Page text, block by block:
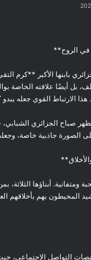
في الروح**
بابنها الأكبر **كرم
أيضًا علاقته الخاصة
الارتباط القوي جعله
صباح الجزائري
جاذبية خاصة، وجعلت
أبناؤها الثلاثة،
المحيطون بهم بأخلاقهم
التواصل الاجتماعي،